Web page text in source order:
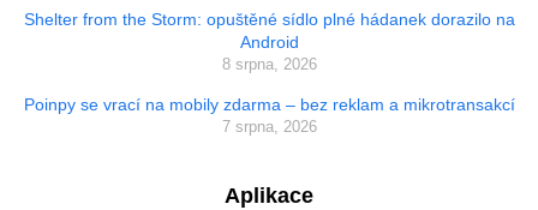
Shelter from the Storm: opuštěné sídlo plné hádanek dorazilo na
Android
8 srpna, 2026
Poinpy se vrací na mobily zdarma – bez reklam a mikrotransakcí
7 srpna, 2026
Aplikace